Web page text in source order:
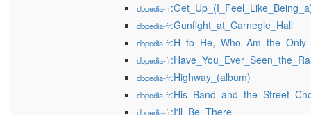
dbpedia-fr
dbpedia-fr:Gunfight_at_Carnegie_Hall
dbpedia-fr
dbpedia-fr
dbpedia-fr:Highway_(album)
dbpedia-fr
dbpedia-fr:I'll_Be_There